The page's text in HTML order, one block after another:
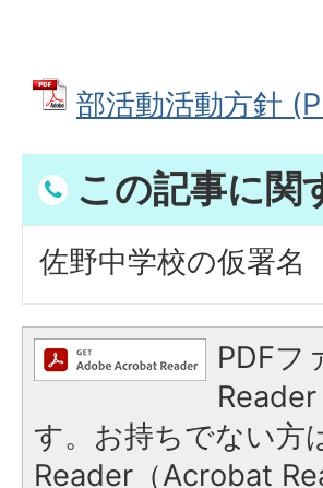
部活動活動方針
この記事に関
佐野中学校の仮署名
PDFフ
す。お持ちでない方
Reader（Acrobat